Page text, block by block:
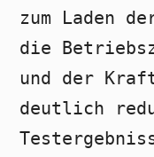
zum Laden
die
und der
deutlich